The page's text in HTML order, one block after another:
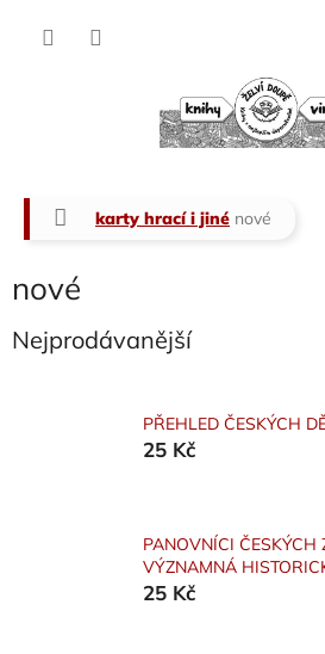
Domů
karty hrací i jiné nové
nové
Nejprodávanější
PŘEHLED ČESKÝCH
25 Kč
PANOVNÍCI ČESKÝCH
VÝZNAMNÁ
25 Kč